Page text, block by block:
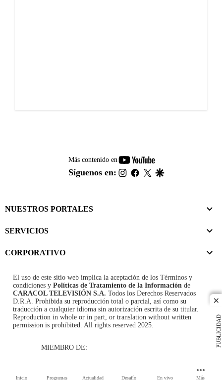
Inicio Programas Actualidad Desafío En vivo Más
PUBLICIDAD
Más contenido en
youtube-
footer
Síguenos en: instagram
facebook
twitter
NUESTROS PORTALES
SERVICIOS
CORPORATIVO
El uso de este sitio web implica la aceptación de los Términos y
condiciones y Políticas de Tratamiento de la Información de
CARACOL TELEVISIÓN S.A. Todos los Derechos Reservados
D.R.A. Prohibida su reproducción total o parcial, así como su
traducción a cualquier idioma sin autorización escrita de su titular.
Reproduction in whole or in part, or translation without written
permission is prohibited. All rights reserved 2025.
MIEMBRO DE: